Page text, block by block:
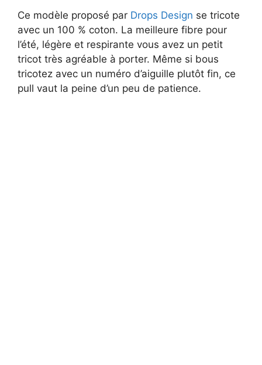
Ce modèle proposé par Drops Design se tricote
avec un 100 % coton. La meilleure fibre pour
l’été, légère et respirante vous avez un petit
tricot très agréable à porter. Même si bous
tricotez avec un numéro d’aiguille plutôt fin, ce
pull vaut la peine d’un peu de patience.